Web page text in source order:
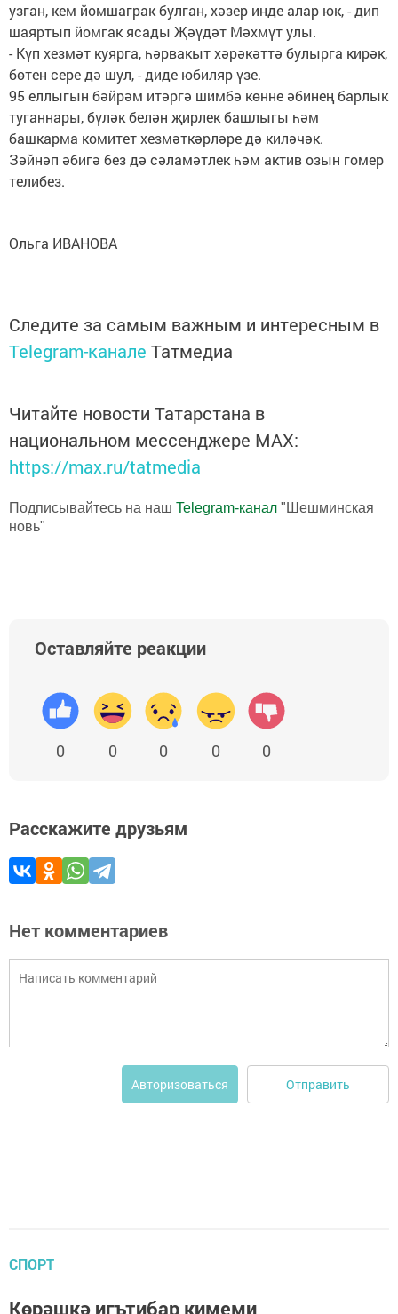
узган, кем йомшаграк булган, хәзер инде алар юк, - дип
шаяртып йомгак ясады Җәүдәт Мәхмүт улы.
- Күп хезмәт куярга, һәрвакыт хәрәкәттә булырга кирәк,
бөтен сере дә шул, - диде юбиляр үзе.
95 еллыгын бәйрәм итәргә шимбә көнне әбинең барлык
туганнары, бүләк белән җирлек башлыгы һәм
башкарма комитет хезмәткәрләре дә киләчәк.
Зәйнәп әбигә без дә сәламәтлек һәм актив озын гомер
телибез.
Ольга ИВАНОВА
Следите за самым важным и интересным в
Telegram-канале Татмедиа
Читайте новости Татарстана в
национальном мессенджере MАХ:
https://max.ru/tatmedia
Подписывайтесь на наш Telegram-канал "Шешминская
новь"
Оставляйте реакции
0 0 0 0 0
Расскажите друзьям
Нет комментариев
Авторизоваться Отправить
СПОРТ
Көрәшкә игътибар кимеми